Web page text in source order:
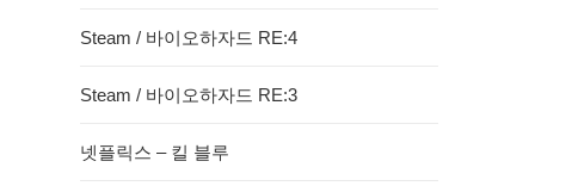
Steam / 바이오하자드 RE:4
Steam / 바이오하자드 RE:3
넷플릭스 – 킬 블루